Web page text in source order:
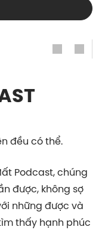
đều có thể.
Podcast, chúng
được, không sợ
những được và
thấy hạnh phúc